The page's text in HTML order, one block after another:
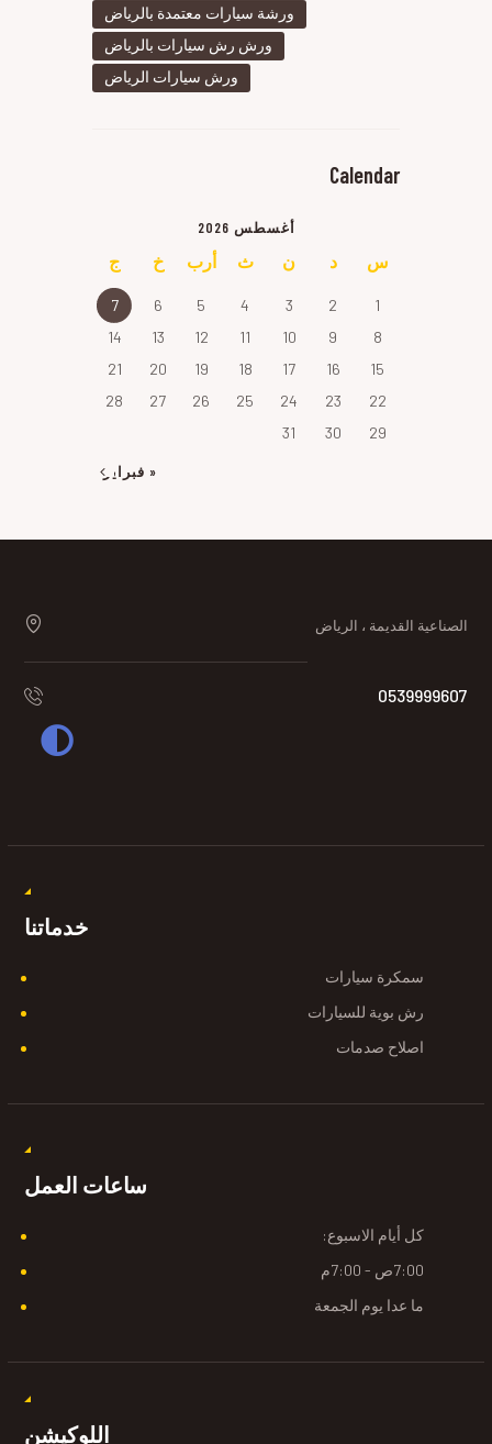
ورشة سيارات معتمدة بالرياض
ورش رش سيارات بالرياض
ورش سيارات الرياض
Calendar
أغسطس 2026
س د ن ث أرب خ ج
1
2
3
4
5
6
7
8
9
10
11
12
13
14
15
16
17
18
19
20
21
22
23
24
25
26
27
28
29
30
31
« فبراير
الصناعية القديمة ، الرياض
0539999607
خدماتنا
سمكرة سيارات
رش بوية للسيارات
اصلاح صدمات
ساعات العمل
كل أيام الاسبوع:
7:00ص - 7:00م
ما عدا يوم الجمعة
اللوكيشن